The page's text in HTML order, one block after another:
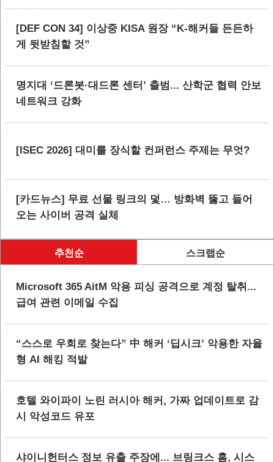
[DEF CON 34] 이상중 KISA 원장 “K-해커들 든든하
게 뒷받침할 것”
명지대 ‘드론봇·대드론 센터’ 출범... 산학군 협력 안보
네트워크 강화
[ISEC 2026] 대미를 장식할 컨퍼런스 주제는 무엇?
[카드뉴스] 무료 선물 링크의 덫… 방화벽 뚫고 들어
오는 사이버 공격 실체
추천순 스크랩순
Microsoft 365 AitM 악용 피싱 공격으로 계정 탈취...
급여 관련 이메일 수집
“스스로 우회로 찾는다” 中 해커 ‘딥시크’ 악용한 자율
형 AI 해킹 적발
호텔 와이파이 노린 러시아 해커, 가짜 업데이트로 감
시 악성코드 유포
샤이니헌터스 정보 유출 주장에... 브링크스 홈, 시스